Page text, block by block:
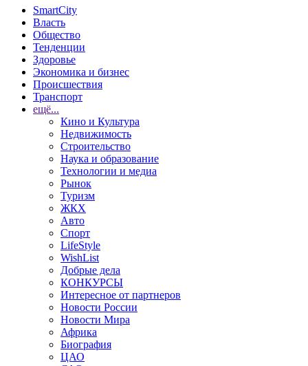
SmartCity
Власть
Общество
Тенденции
Здоровье
Экономика и бизнес
Происшествия
Транспорт
ещё...
Кино и Культура
Недвижимость
Строительство
Наука и образование
Технологии и медиа
Рынок
Туризм
ЖКХ
Авто
Спорт
LifeStyle
WishList
Добрые дела
КОНКУРСЫ
Интересное от партнеров
Новости России
Новости Мира
Африка
Биография
ЦАО